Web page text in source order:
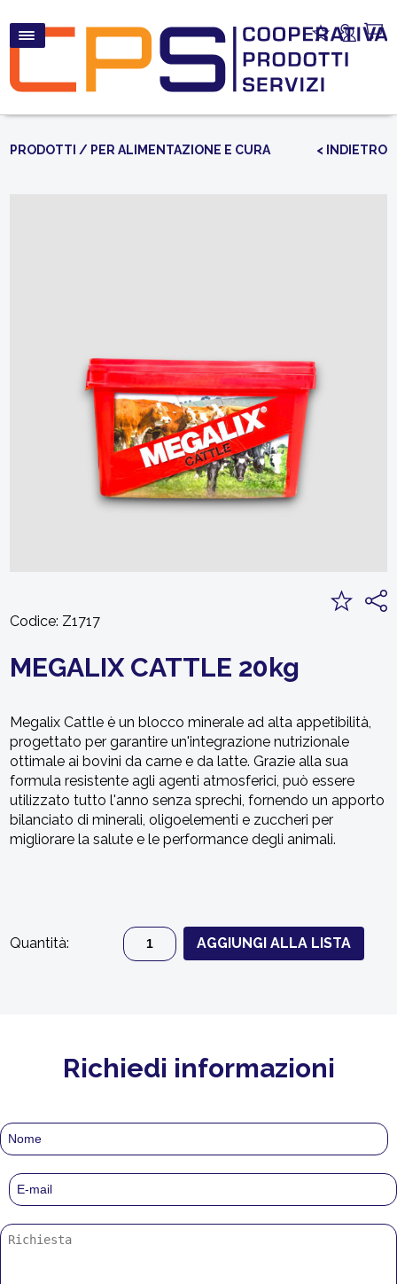
PRODOTTI / PER ALIMENTAZIONE E CURA < INDIETRO
Codice: Z1717
MEGALIX CATTLE 20kg
Megalix Cattle è un blocco minerale ad alta appetibilità,
progettato per garantire un'integrazione nutrizionale
ottimale ai bovini da carne e da latte. Grazie alla sua
formula resistente agli agenti atmosferici, può essere
utilizzato tutto l'anno senza sprechi, fornendo un apporto
bilanciato di minerali, oligoelementi e zuccheri per
migliorare la salute e le performance degli animali.
Quantità: AGGIUNGI ALLA LISTA
Richiedi informazioni